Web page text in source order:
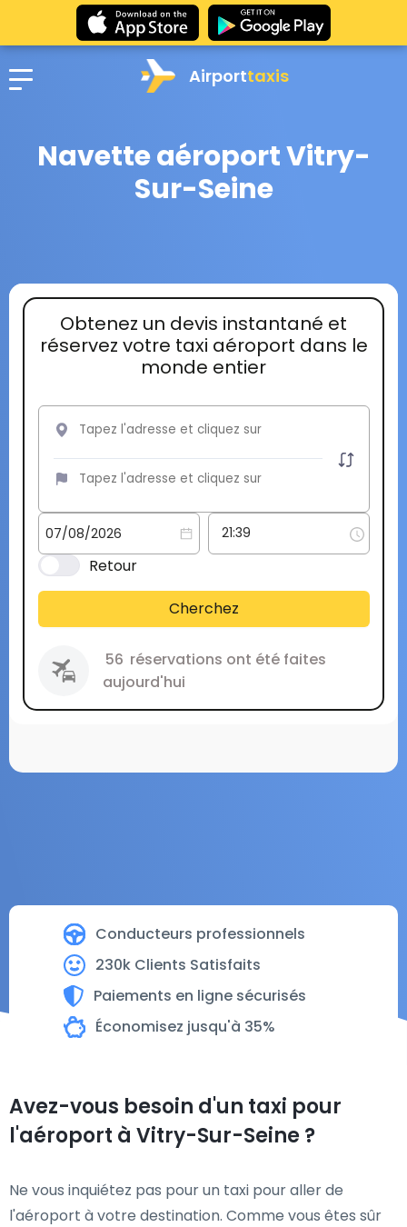
Airporttaxis
Navette aéroport Vitry-
Sur-Seine
Conducteurs professionnels
230k Clients Satisfaits
Paiements en ligne sécurisés
Économisez jusqu'à 35%
Obtenez un devis instantané et
réservez votre taxi aéroport dans le
monde entier
Retour
Cherchez
56 réservations ont été faites
aujourd'hui
Avez-vous besoin d'un taxi pour
l'aéroport à Vitry-Sur-Seine ?
Ne vous inquiétez pas pour un taxi pour aller de
l'aéroport à votre destination. Comme vous êtes sûr